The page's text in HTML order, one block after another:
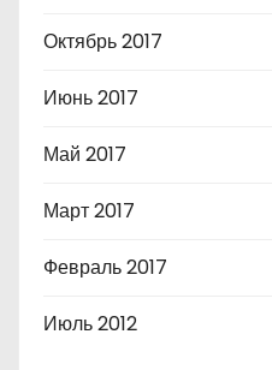
Октябрь 2017
Июнь 2017
Май 2017
Март 2017
Февраль 2017
Июль 2012